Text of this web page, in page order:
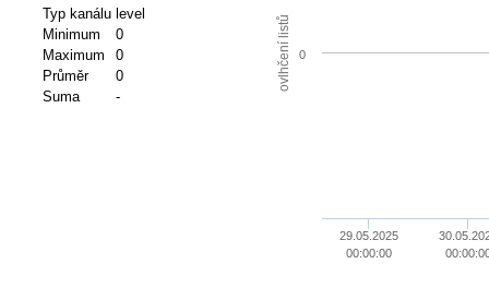
Typ kanálu level
Minimum
0
Maximum
0
Průměr
0
Suma
-
ovlhčení listů
29.05.2025
00:00:00
0